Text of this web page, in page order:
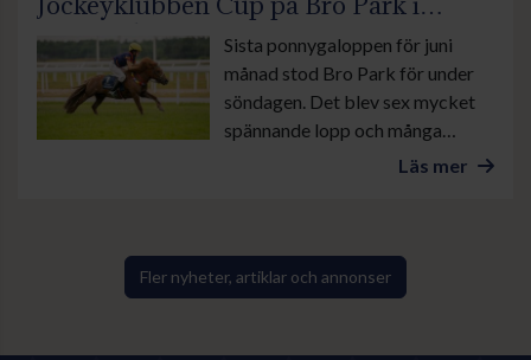
sommarhettan
Sista ponnygaloppen för juni
månad stod Bro Park för under
söndagen. Det blev sex mycket
spännande lopp och många
mycket fint pyntade ponnyer.
Läs mer
Fler nyheter, artiklar och annonser